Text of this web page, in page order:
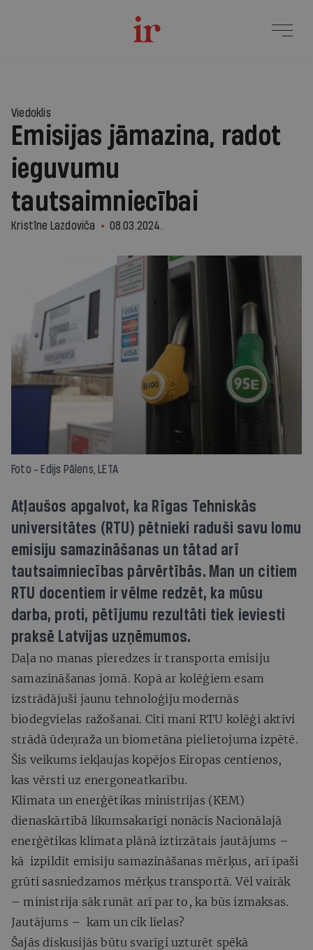
Viedoklis
Emisijas jāmazina, radot
ieguvumu
tautsaimniecībai
Kristīne Lazdoviča 08.03.2024.
Foto - Edijs Pālens, LETA
Atļaušos apgalvot, ka Rīgas Tehniskās
universitātes (RTU) pētnieki raduši savu lomu
emisiju samazināšanas un tātad arī
tautsaimniecības pārvērtībās. Man un citiem
RTU docentiem ir vēlme redzēt, ka mūsu
darba, proti, pētījumu rezultāti tiek ieviesti
praksē Latvijas uzņēmumos.
Daļa no manas pieredzes ir transporta emisiju
samazināšanas jomā. Kopā ar kolēģiem esam
izstrādājuši jaunu tehnoloģiju modernās
biodegvielas ražošanai. Citi mani RTU kolēģi aktīvi
strādā ūdeņraža un biometāna pielietojuma izpētē.
Šis veikums iekļaujas kopējos Eiropas centienos,
kas vērsti uz energoneatkarību.
Klimata un enerģētikas ministrijas (KEM)
dienaskārtībā likumsakarīgi nonācis Nacionālajā
enerģētikas klimata plānā iztirzātais jautājums –
kā izpildīt emisiju samazināšanas mērķus, arī īpaši
grūti sasniedzamos mērķus transportā. Vēl vairāk
– ministrija sāk runāt arī par to, ka būs izmaksas.
Jautājums – kam un cik lielas?
Šajās diskusijās būtu svarīgi uzturēt spēkā